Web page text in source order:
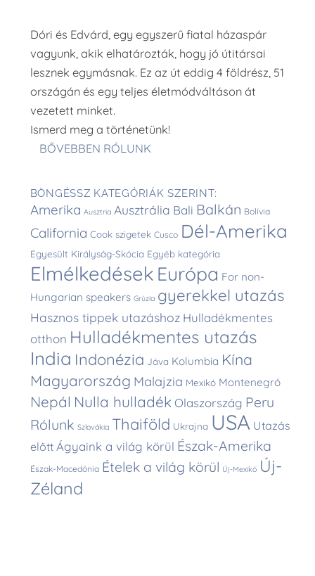
Dóri és Edvárd, egy egyszerű fiatal házaspár
vagyunk, akik elhatározták, hogy jó útitársai
lesznek egymásnak. Ez az út eddig 4 földrész, 51
országán és egy teljes életmódváltáson át
vezetett minket.
Ismerd meg a történetünk!
BŐVEBBEN RÓLUNK
BÖNGÉSSZ KATEGÓRIÁK SZERINT:
Amerika Ausztria Ausztrália Bali Balkán Bolívia
California Cook szigetek Cusco Dél-Amerika
Egyesült Királyság-Skócia Egyéb kategória
Elmélkedések Európa For non-
Hungarian speakers Grúzia gyerekkel utazás
Hasznos tippek utazáshoz Hulladékmentes
otthon Hulladékmentes utazás
India Indonézia Jáva Kolumbia Kína
Magyarország Malajzia Mexikó Montenegró
Nepál Nulla hulladék Olaszország Peru
Rólunk Szlovákia Thaiföld Ukrajna USA Utazás
előtt Ágyaink a világ körül Észak-Amerika
Észak-Macedónia Ételek a világ körül Új-Mexikó Új-
Zéland